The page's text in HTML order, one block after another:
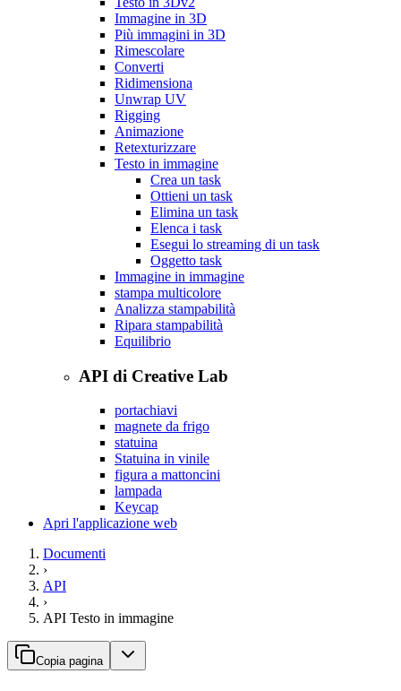
Immagine in 3D
Più immagini in 3D
Rimescolare
Converti
Ridimensiona
Unwrap UV
Rigging
Animazione
Retexturizzare
Testo in immagine
Crea un task
Ottieni un task
Elimina un task
Elenca i task
Esegui lo streaming di un task
Oggetto task
Immagine in immagine
stampa multicolore
Analizza stampabilità
Ripara stampabilità
Equilibrio
API di Creative Lab
portachiavi
magnete da frigo
statuina
Statuina in vinile
figura a mattoncini
lampada
Keycap
Apri l'applicazione web
Documenti
›
API
›
API Testo in immagine
Copia pagina